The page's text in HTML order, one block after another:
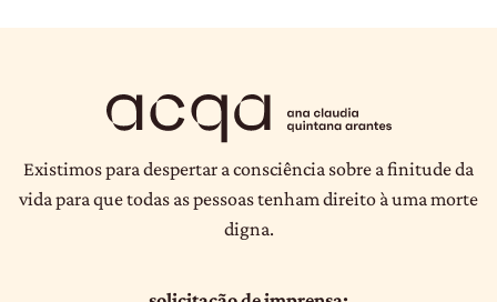
Existimos para despertar a consciência sobre a finitude da
vida para que todas as pessoas tenham direito à uma morte
digna.